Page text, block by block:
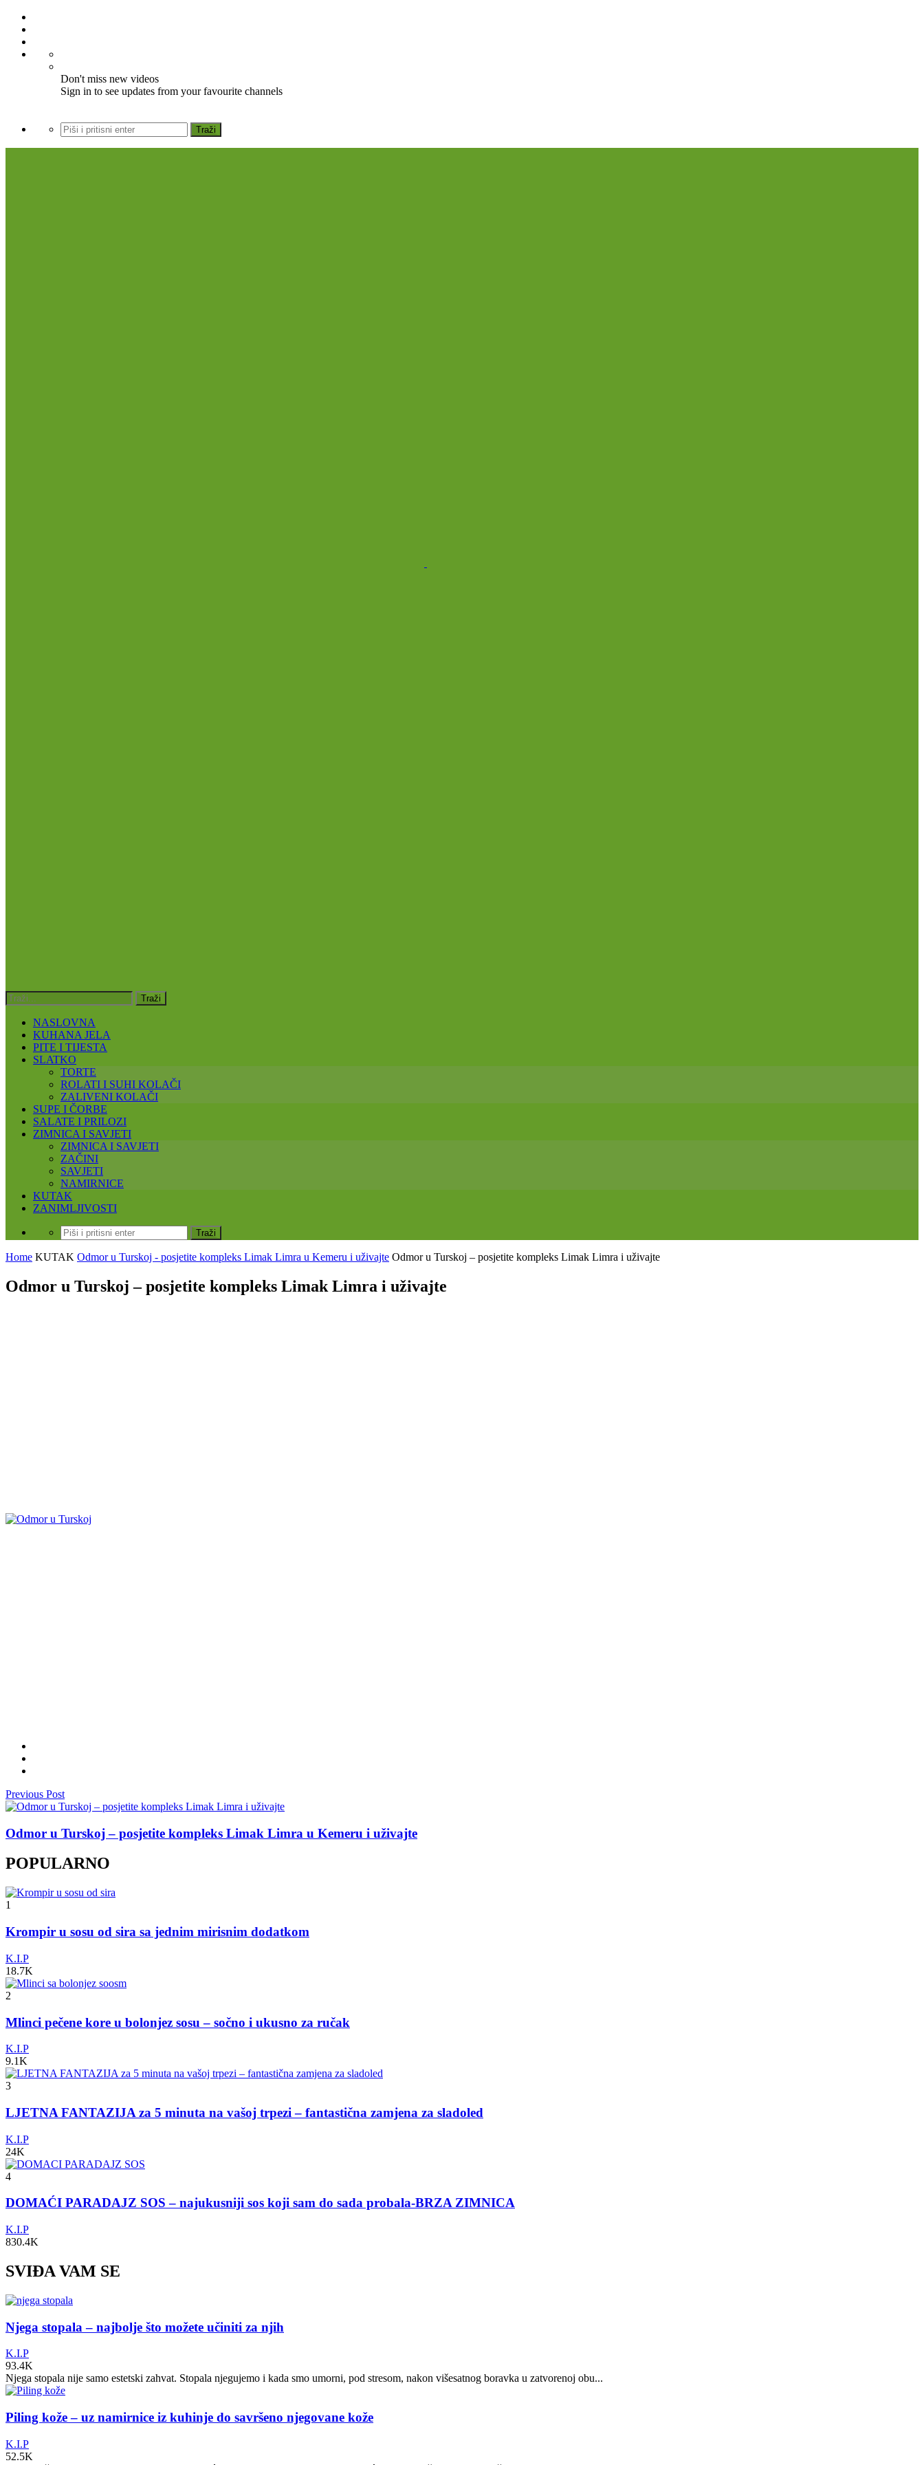
Don't miss new videos
Sign in to see updates from your favourite channels
NASLOVNA
KUHANA JELA
PITE I TIJESTA
SLATKO
TORTE
ROLATI I SUHI KOLAČI
ZALIVENI KOLAČI
SUPE I ČORBE
SALATE I PRILOZI
ZIMNICA I SAVJETI
ZIMNICA I SAVJETI
ZAČINI
SAVJETI
NAMIRNICE
KUTAK
ZANIMLJIVOSTI
Home KUTAK Odmor u Turskoj - posjetite kompleks Limak Limra u Kemeru i uživajte Odmor u Turskoj – posjetite kompleks Limak Limra i uživajte
Odmor u Turskoj – posjetite kompleks Limak Limra i uživajte
Previous Post
Odmor u Turskoj – posjetite kompleks Limak Limra u Kemeru i uživajte
POPULARNO
1
Krompir u sosu od sira sa jednim mirisnim dodatkom
K.I.P
18.7K
2
Mlinci pečene kore u bolonjez sosu – sočno i ukusno za ručak
K.I.P
9.1K
3
LJETNA FANTAZIJA za 5 minuta na vašoj trpezi – fantastična zamjena za sladoled
K.I.P
24K
4
DOMAĆI PARADAJZ SOS – najukusniji sos koji sam do sada probala-BRZA ZIMNICA
K.I.P
830.4K
SVIĐA VAM SE
Njega stopala – najbolje što možete učiniti za njih
K.I.P
93.4K
Njega stopala nije samo estetski zahvat. Stopala njegujemo i kada smo umorni, pod stresom, nakon višesatnog boravka u zatvorenoj obu...
Piling kože – uz namirnice iz kuhinje do savršeno njegovane kože
K.I.P
52.5K